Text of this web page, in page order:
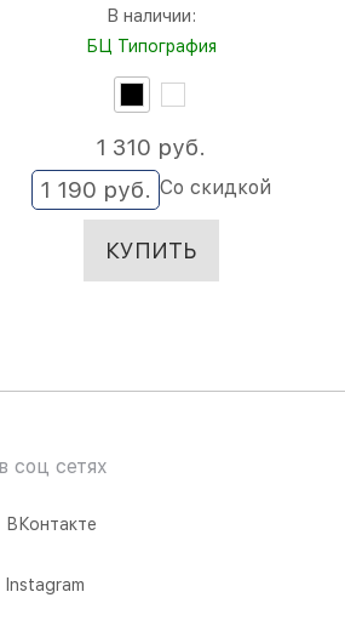
В наличии:
БЦ Типография
1 190 руб. Со скидкой
1 310 руб.
КУПИТЬ
соц сетях
ВКонтакте
Instagram